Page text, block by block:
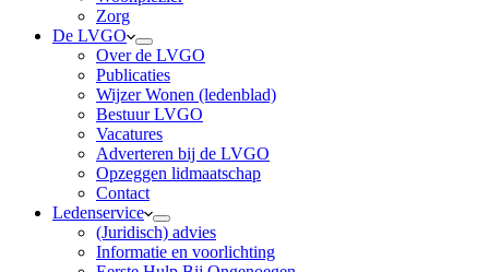
Zorg
De LVGO
Over de LVGO
Publicaties
Wijzer Wonen (ledenblad)
Bestuur LVGO
Vacatures
Adverteren bij de LVGO
Opzeggen lidmaatschap
Contact
Ledenservice
(Juridisch) advies
Informatie en voorlichting